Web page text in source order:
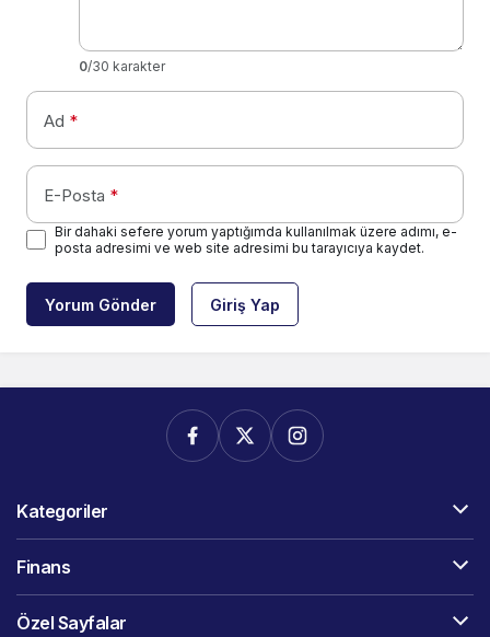
0/30 karakter
Ad *
E-Posta *
Bir dahaki sefere yorum yaptığımda kullanılmak üzere adımı, e-
posta adresimi ve web site adresimi bu tarayıcıya kaydet.
Yorum Gönder Giriş Yap
Kategoriler
Finans
Özel Sayfalar